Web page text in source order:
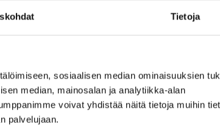
Tietoja
sosiaalisen median ominaisuuksien
median, mainosalan ja analytiikka-alan
voivat yhdistää näitä tietoja muihin
palvelujaan.